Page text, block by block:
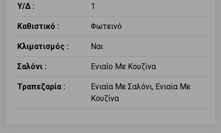
Υ/Δ : 1
Καθιστικό : Φωτεινό
Κλιματισμός : Ναι
Σαλόνι : Ενιαίο Με Κουζίνα
Τραπεζαρία :
Ενιαία Με Σαλόνι, Ενιαία Με
Κουζίνα